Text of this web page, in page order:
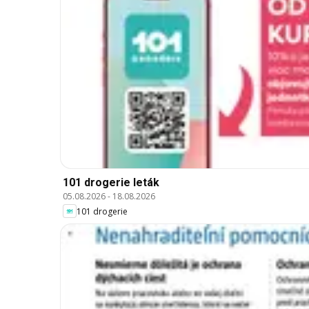
101 drogerie leták
05.08.2026- 18.08.2026
101 drogerie